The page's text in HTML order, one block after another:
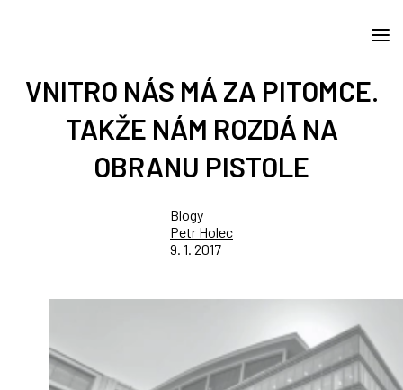
VNITRO NÁS MÁ ZA PITOMCE.
TAKŽE NÁM ROZDÁ NA
OBRANU PISTOLE
Blogy
Petr Holec
9. 1. 2017